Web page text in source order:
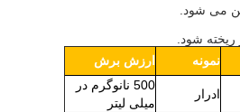
شود.
نمونه
ارزش برش
ادرار
500 نانوگرم در
میلی لیتر